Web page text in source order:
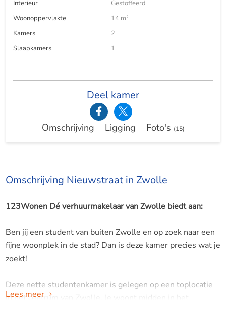
Interieur
Gestoffeerd
Woonoppervlakte
14 m²
Kamers
2
Slaapkamers
1
Deel kamer
Omschrijving Ligging Foto's (15)
Omschrijving Nieuwstraat in Zwolle
123Wonen Dé verhuurmakelaar van Zwolle biedt aan:
Ben jij een student van buiten Zwolle en op zoek naar een
fijne woonplek in de stad? Dan is deze kamer precies wat je
zoekt!
Deze nette studentenkamer is gelegen op een toplocatie
in het centrum van Zwolle. Je woont midden in het
Lees meer